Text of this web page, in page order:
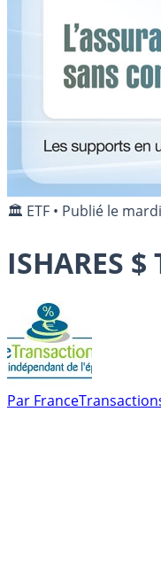
🏛️ ETF • Publié le
ISHARES $
Par